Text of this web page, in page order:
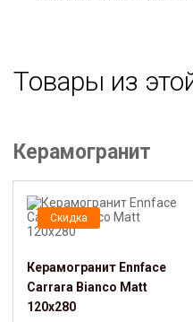
Товары из
Керамогранит
Скидка
Керамогранит Ennface
Carrara Bianco Matt
120x280